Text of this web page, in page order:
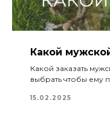
Какой
Какой заказать
выбрать чтобы ему
15.02.2025